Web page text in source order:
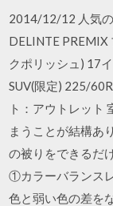
2014/12/12 人気
DELINTE PREMIX
クポリッシュ) 17
SUV(限定) 225/
ト：アウトレット
まうことが結構あ
の被りをできるだ
①カラーバランス
色と弱い色の差を